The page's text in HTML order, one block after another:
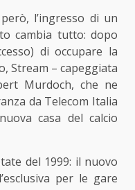
l’ingresso di un
cambia tutto: dopo
di occupare la
Stream – capeggiata
Murdoch, che ne
da Telecom Italia
casa del calcio
del 1999: il nuovo
per le gare